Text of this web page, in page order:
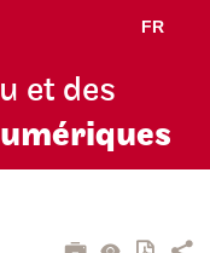
FR
et des